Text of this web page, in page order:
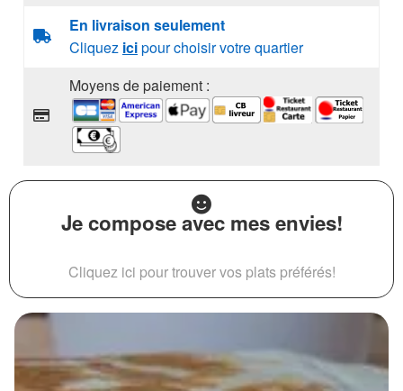
En livraison seulement
Cliquez icipour choisir votre quartier
Moyens de paiement :
Je compose avec mes envies!
Cliquez ici pour trouver vos plats préférés!